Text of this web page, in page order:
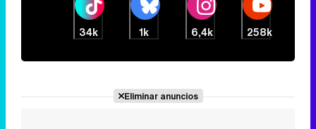
34k 1k 6,4k 258k
Eliminar anuncios